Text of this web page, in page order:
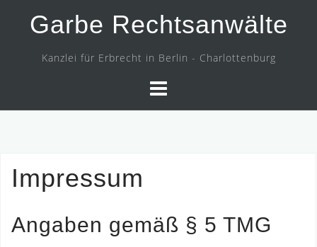
Garbe Rechtsanwälte
Kanzlei für Erbrecht in Berlin - Charlottenburg
Impressum
Angaben gemäß § 5 TMG